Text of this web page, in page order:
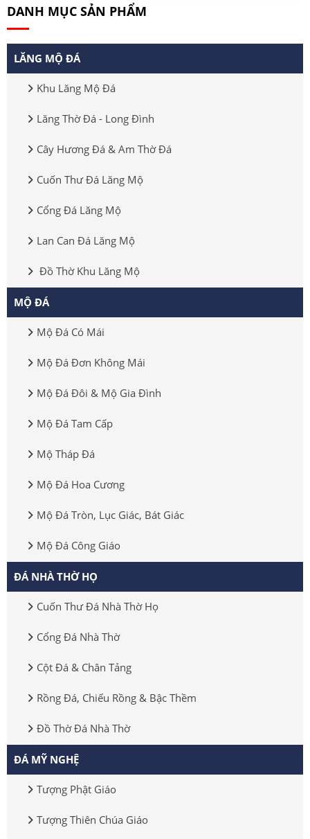
DANH MỤC SẢN PHẨM
LĂNG MỘ ĐÁ
Khu Lăng Mộ Đá
Lăng Thờ Đá - Long Đình
Cây Hương Đá & Am Thờ Đá
Cuốn Thư Đá Lăng Mộ
Cổng Đá Lăng Mộ
Lan Can Đá Lăng Mộ
Đồ Thờ Khu Lăng Mộ
MỘ ĐÁ
Mộ Đá Có Mái
Mộ Đá Đơn Không Mái
Mộ Đá Đôi & Mộ Gia Đình
Mộ Đá Tam Cấp
Mộ Tháp Đá
Mộ Đá Hoa Cương
Mộ Đá Tròn, Lục Giác, Bát Giác
Mộ Đá Công Giáo
ĐÁ NHÀ THỜ HỌ
Cuốn Thư Đá Nhà Thờ Họ
Cổng Đá Nhà Thờ
Cột Đá & Chân Tảng
Rồng Đá, Chiếu Rồng & Bậc Thềm
Đồ Thờ Đá Nhà Thờ
ĐÁ MỸ NGHỆ
Tượng Phật Giáo
Tượng Thiên Chúa Giáo